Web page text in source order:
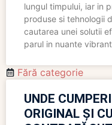
lungul timpului, iar in
produse si tehnologii
cautarea unei solutii
parul in nuante
Fără categorie
UNDE
ORIGINAL ȘI